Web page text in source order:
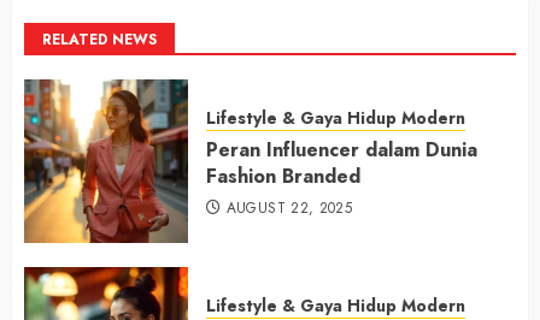
RELATED NEWS
Lifestyle & Gaya Hidup Modern
Peran Influencer dalam Dunia
Fashion Branded
AUGUST 22, 2025
Lifestyle & Gaya Hidup Modern